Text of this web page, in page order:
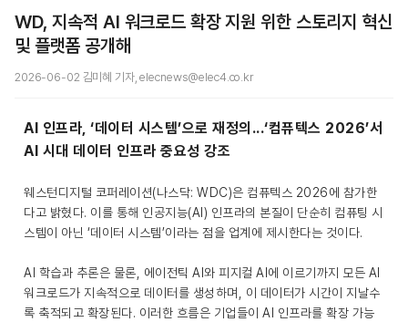
WD, 지속적 AI 워크로드 확장 지원 위한 스토리지 혁신
및 플랫폼 공개해
2026-06-02 김미혜 기자, elecnews@elec4.co.kr
AI 인프라, ‘데이터 시스템’으로 재정의...‘컴퓨텍스 2026’서
AI 시대 데이터 인프라 중요성 강조
웨스턴디지털 코퍼레이션(나스닥: WDC)은 컴퓨텍스 2026에 참가한
다고 밝혔다. 이를 통해 인공지능(AI) 인프라의 본질이 단순히 컴퓨팅 시
스템이 아닌 ‘데이터 시스템’이라는 점을 업계에 제시한다는 것이다.
AI 학습과 추론은 물론, 에이전틱 AI와 피지컬 AI에 이르기까지 모든 AI
워크로드가 지속적으로 데이터를 생성하며, 이 데이터가 시간이 지날수
록 축적되고 확장된다. 이러한 흐름은 기업들이 AI 인프라를 확장 가능